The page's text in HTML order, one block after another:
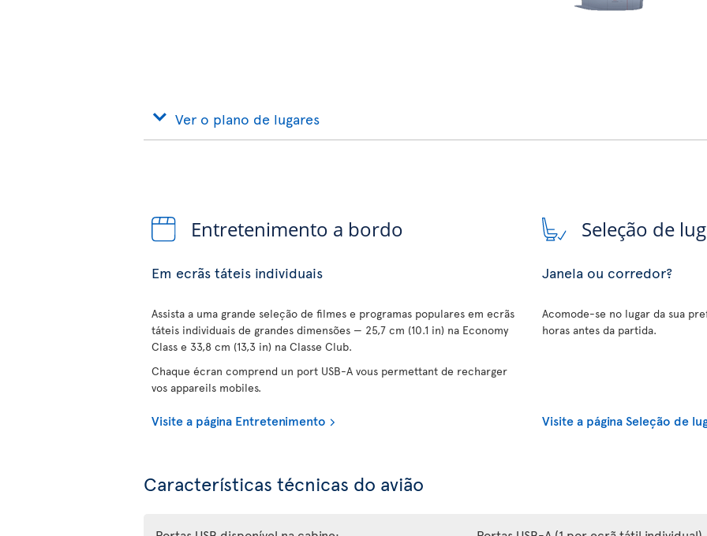
Ver o plano de lugares
Entretenimento a bordo
Em ecrãs táteis individuais
Assista a uma grande seleção de filmes e programas populares em ecrãs
táteis individuais de grandes dimensões — 25,7 cm (10.1 in) na Economy
Class e 33,8 cm (13,3 in) na Classe Club.
Chaque écran comprend un port USB-A vous permettant de recharger
vos appareils mobiles.
Visite a página Entretenimento
Seleção de
Janela ou corredor?
Acomode-se no lugar da sua
horas antes da partida.
Visite a página Seleção de
Características técnicas do avião